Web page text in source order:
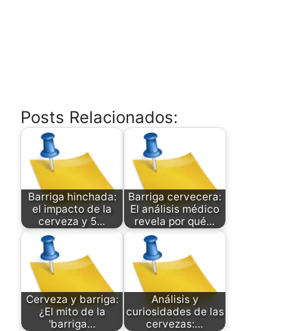
Posts Relacionados:
Barriga hinchada:
el impacto de la
cerveza y 5…
Barriga cervecera:
El análisis médico
revela por qué…
Cerveza y barriga:
¿El mito de la
'barriga…
Análisis y
curiosidades de las
cervezas:…